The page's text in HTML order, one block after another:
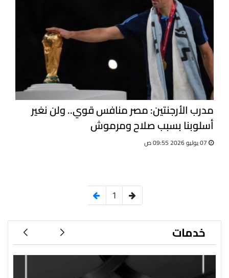
مدرب الأرجنتين: مصر منافس قوي.. ولن نغير
أسلوبنا بسبب صلاح ومرموش
1
خدمات